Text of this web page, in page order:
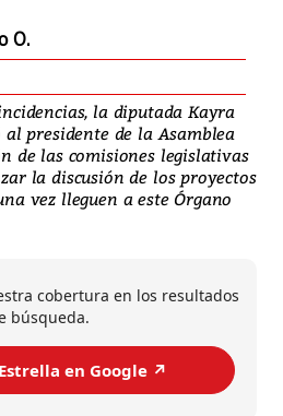
O.
la diputada Kayra
al presidente de la Asamblea
de las comisiones legislativas
la discusión de los proyectos
vez lleguen a este Órgano
cobertura en los resultados
búsqueda.
en Google ↗️